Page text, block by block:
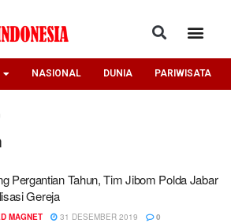
NASIONAL DUNIA PARIWISATA
Pergantian Tahun, Tim Jibom Polda Jabar
Gereja
MAGNET 31 DESEMBER 2019 0